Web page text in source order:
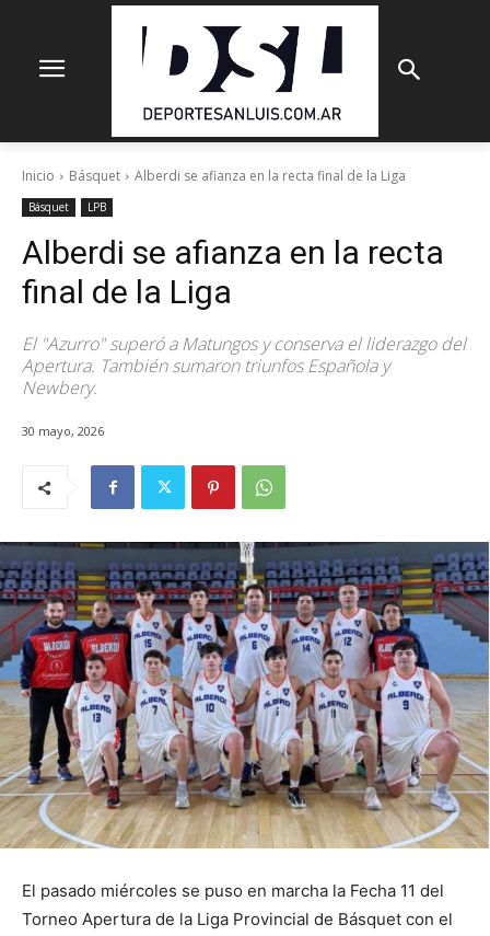
Inicio Básquet Alberdi se afianza en la recta final de la Liga
Básquet LPB
Alberdi se afianza en la recta
final de la Liga
El "Azurro" superó a Matungos y conserva el liderazgo del
Apertura. También sumaron triunfos Española y
Newbery.
30 mayo, 2026
El pasado miércoles se puso en marcha la Fecha 11 del
Torneo Apertura de la Liga Provincial de Básquet con el